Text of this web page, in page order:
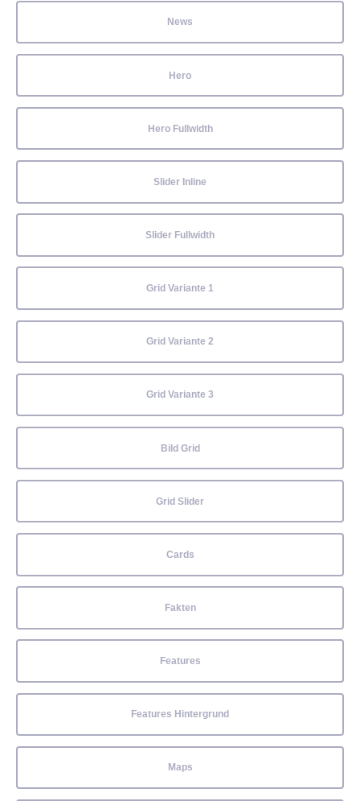
News
Hero
Hero Fullwidth
Slider Inline
Slider Fullwidth
Grid Variante 1
Grid Variante 2
Grid Variante 3
Bild Grid
Grid Slider
Cards
Fakten
Features
Features Hintergrund
Maps